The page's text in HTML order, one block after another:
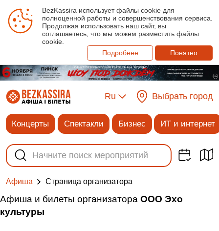
BezKassira использует файлы cookie для
полноценной работы и совершенствования сервиса.
Продолжая использовать наш сайт, вы
соглашаетесь, что мы можем разместить файлы
cookie.
Подробнее
Понятно
Ru Выбрать город
Концерты Спектакли Бизнес ИТ и интернет
Афиша Cтраница организатора
Афиша и билеты организатора ООО Эхо
культуры